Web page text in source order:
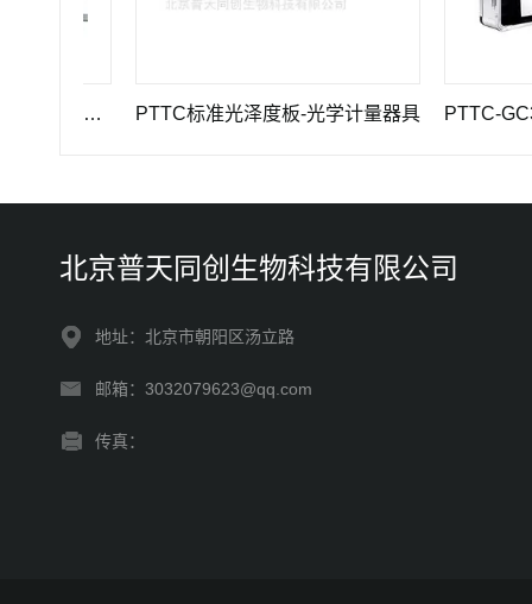
PTTC标准光泽度板-光学计量器具
北京普天同创生物科技有限公司
地址：北京市朝阳区汤立路
邮箱：3032079623@qq.com
传真：